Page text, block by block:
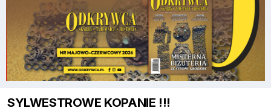
SYLWESTROWE KOPANIE !!!